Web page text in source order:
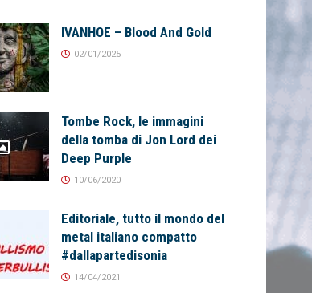
IVANHOE – Blood And Gold
02/01/2025
Tombe Rock, le immagini
della tomba di Jon Lord dei
Deep Purple
10/06/2020
Editoriale, tutto il mondo del
metal italiano compatto
#dallapartedisonia
14/04/2021